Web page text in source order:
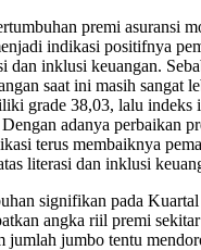
premi asuransi
indikasi positifnya
dan inklusi keuangan.
saat ini masih sangat
grade 38,03, lalu indeks
adanya perbaikan
terus membaiknya
literasi dan inklusi
signifikan pada
angka riil premi
jumlah jumbo tentu